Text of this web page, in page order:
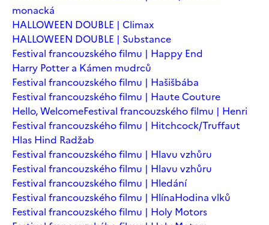
monacká
HALLOWEEN DOUBLE | Climax
HALLOWEEN DOUBLE | Substance
Festival francouzského filmu | Happy End
Harry Potter a Kámen mudrců
Festival francouzského filmu | Hašišbába
Festival francouzského filmu | Haute Couture
Hello, WelcomeFestival francouzského filmu | Henri
Festival francouzského filmu | Hitchcock/Truffaut
Hlas Hind Radžab
Festival francouzského filmu | Hlavu vzhůru
Festival francouzského filmu | Hlavu vzhůru
Festival francouzského filmu | Hledání
Festival francouzského filmu | HlínaHodina vlků
Festival francouzského filmu | Holy Motors